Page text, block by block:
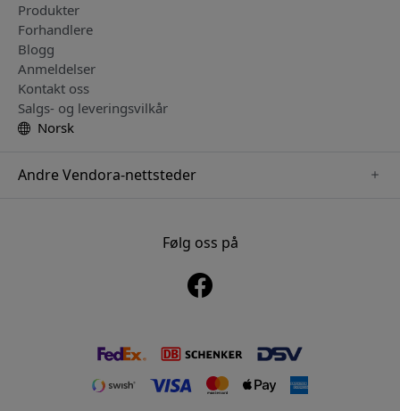
Produkter
Forhandlere
Blogg
Anmeldelser
Kontakt oss
Salgs- og leveringsvilkår
Norsk
Andre Vendora-nettsteder
Følg oss på